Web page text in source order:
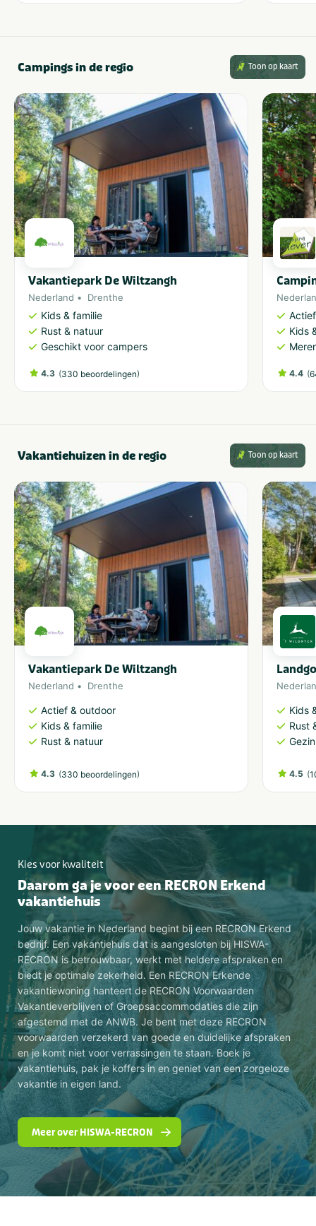
Campings in de regio Toon op kaart
Vakantiepark De Wiltzangh
Nederland Drenthe
Kids & familie
Rust & natuur
Geschikt voor campers
4.3 (330 beoordelingen)
Kids
4.4 (
Vakantiehuizen in de regio Toon op kaart
Vakantiepark De Wiltzangh
Nederland Drenthe
Actief & outdoor
Kids & familie
Rust & natuur
4.3 (330 beoordelingen)
Kids
Rust
4.5 (
Kies voor kwaliteit
Daarom ga je voor een RECRON Erkend
vakantiehuis
Jouw vakantie in Nederland begint bij een RECRON Erkend
bedrijf. Een vakantiehuis dat is aangesloten bij HISWA-
RECRON is betrouwbaar, werkt met heldere afspraken en
biedt je optimale zekerheid. Een RECRON Erkende
vakantiewoning hanteert de RECRON Voorwaarden
Vakantieverblijven of Groepsaccommodaties die zijn
afgestemd met de ANWB. Je bent met deze RECRON
voorwaarden verzekerd van goede en duidelijke afspraken
en je komt niet voor verrassingen te staan. Boek je
vakantiehuis, pak je koffers in en geniet van een zorgeloze
vakantie in eigen land.
Meer over HISWA-RECRON